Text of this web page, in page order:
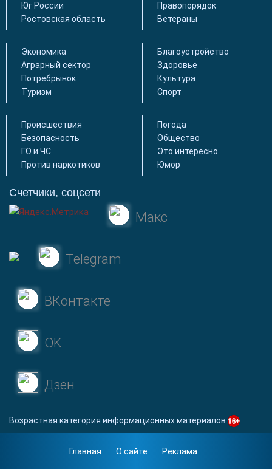
Юг России
Ростовская область
Правопорядок
Ветераны
Экономика
Аграрный сектор
Потребрынок
Туризм
Благоустройство
Здоровье
Культура
Спорт
Происшествия
Безопасность
ГО и ЧС
Против наркотиков
Погода
Общество
Это интересно
Юмор
Счетчики, соцсети
Макс
Telegram
ВКонтакте
OK
Дзен
Возрастная категория информационных материалов
Главная О сайте Реклама